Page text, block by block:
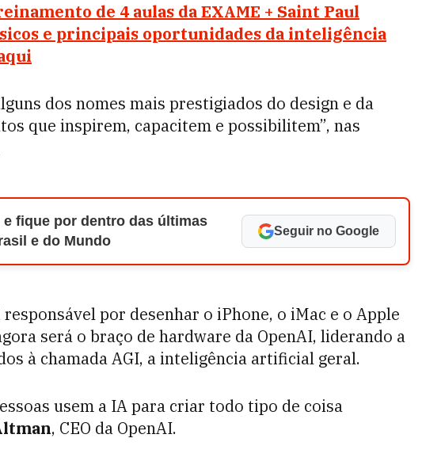
de 4 aulas da EXAME + Saint Paul
e principais oportunidades da inteligência
dos nomes mais prestigiados do design e da
que inspirem, capacitem e possibilitem”, nas
e fique por dentro das últimas
e do Mundo
Seguir no Google
por desenhar o iPhone, o iMac e o Apple
será o braço de hardware da OpenAI, liderando a
à chamada AGI, a inteligência artificial geral.
usem a IA para criar todo tipo de coisa
, CEO da OpenAI.